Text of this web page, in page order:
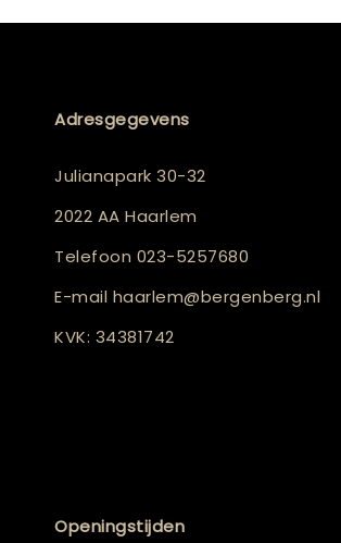
Adresgegevens
Julianapark 30-32
2022 AA Haarlem
Telefoon 023-5257680
E-mail haarlem@bergenberg.nl
KVK: 34381742
Openingstijden